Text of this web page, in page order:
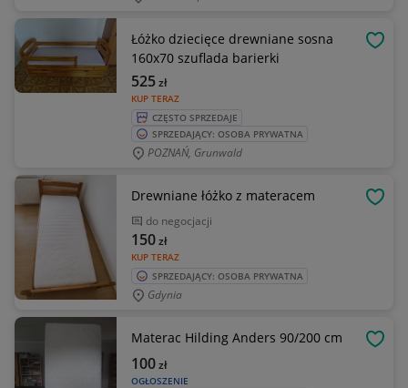
Łóżko dziecięce drewniane sosna
160x70 szuflada barierki
KUP TERAZ
525zł
CZĘSTO SPRZEDAJE
SPRZEDAJĄCY: OSOBA PRYWATNA
POZNAŃ, Grunwald
Drewniane łóżko z materacem
do negocjacji
KUP TERAZ
150zł
SPRZEDAJĄCY: OSOBA PRYWATNA
Gdynia
Materac Hilding Anders 90/200 cm
OGŁOSZENIE
100zł